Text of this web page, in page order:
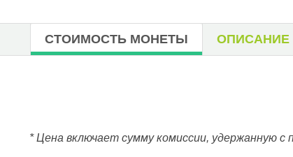
СТОИМОСТЬ МОНЕТЫ ОПИСАНИЕ
* Цена включает сумму комиссии, удержанную с